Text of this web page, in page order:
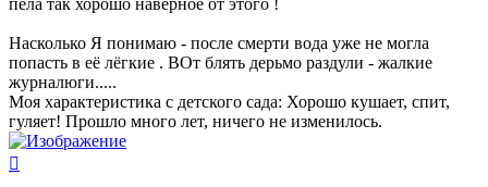
Насколько Я понимаю - после смерти вода уже не могла
попасть в её лёгкие . ВОт блять дерьмо раздули - жалкие
журналюги.....
Моя характеристика с детского сада: Хорошо кушает, спит,
гуляет! Прошло много лет, ничего не изменилось.